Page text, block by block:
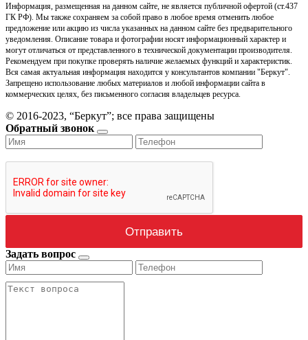
Информация, размещенная на данном сайте, не является публичной офертой (ст.437
ГК РФ). Мы также сохраняем за собой право в любое время отменить любое
предложение или акцию из числа указанных на данном сайте без предварительного
уведомления. Описание товара и фотографии носят информационный характер и
могут отличаться от представленного в технической документации производителя.
Рекомендуем при покупке проверять наличие желаемых функций и характеристик.
Вся самая актуальная информация находится у консультантов компании "Беркут".
Запрещено использование любых материалов и любой информации сайта в
коммерческих целях, без письменного согласия владельцев ресурса.
© 2016-2023, “Беркут”; все права защищены
Обратный звонок
Задать вопрос